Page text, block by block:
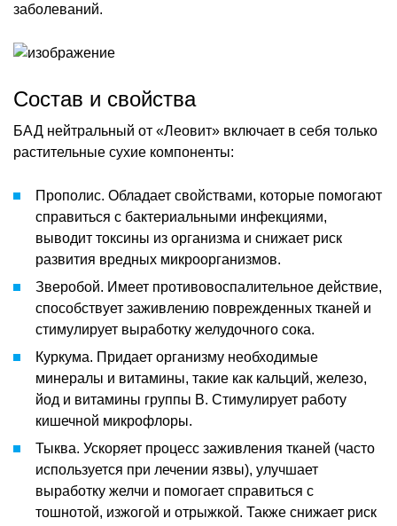
заболеваний.
Состав и свойства
БАД нейтральный от «Леовит» включает в себя только
растительные сухие компоненты:
Прополис. Обладает свойствами, которые помогают
справиться с бактериальными инфекциями,
выводит токсины из организма и снижает риск
развития вредных микроорганизмов.
Зверобой. Имеет противовоспалительное действие,
способствует заживлению поврежденных тканей и
стимулирует выработку желудочного сока.
Куркума. Придает организму необходимые
минералы и витамины, такие как кальций, железо,
йод и витамины группы В. Стимулирует работу
кишечной микрофлоры.
Тыква. Ускоряет процесс заживления тканей (часто
используется при лечении язвы), улучшает
выработку желчи и помогает справиться с
тошнотой, изжогой и отрыжкой. Также снижает риск